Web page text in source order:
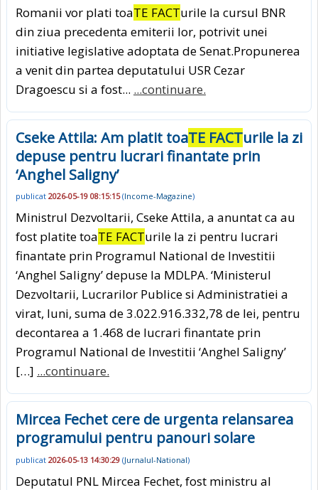
Romanii vor plati toaTE FACTurile la cursul BNR
din ziua precedenta emiterii lor, potrivit unei
initiative legislative adoptata de Senat.Propunerea
a venit din partea deputatului USR Cezar
Dragoescu si a fost... ...continuare.
Cseke Attila: Am platit toaTE FACTurile la zi
depuse pentru lucrari finantate prin
‘Anghel Saligny’
publicat 2026-05-19 08:15:15(Income-Magazine)
Ministrul Dezvoltarii, Cseke Attila, a anuntat ca au
fost platite toaTE FACTurile la zi pentru lucrari
finantate prin Programul National de Investitii
‘Anghel Saligny’ depuse la MDLPA. ‘Ministerul
Dezvoltarii, Lucrarilor Publice si Administratiei a
virat, luni, suma de 3.022.916.332,78 de lei, pentru
decontarea a 1.468 de lucrari finantate prin
Programul National de Investitii ‘Anghel Saligny’
[…] ...continuare.
Mircea Fechet cere de urgenta relansarea
programului pentru panouri solare
publicat 2026-05-13 14:30:29 (Jurnalul-National)
Deputatul PNL Mircea Fechet, fost ministru al